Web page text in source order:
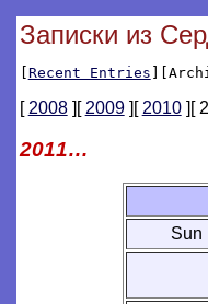
Записки из
[Recent Entries
[ 2008][ 2009][ 2010][
2011…
Sun